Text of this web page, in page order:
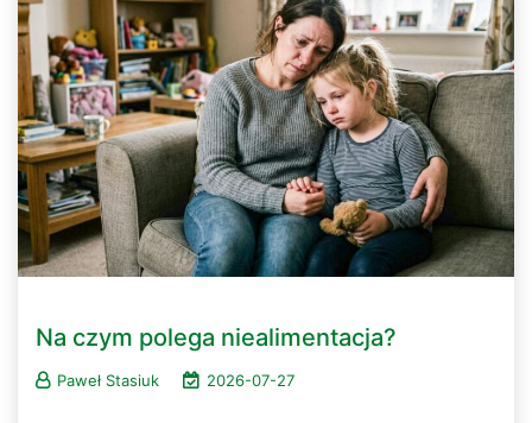
Na czym polega niealimentacja?
Paweł Stasiuk 2026-07-27